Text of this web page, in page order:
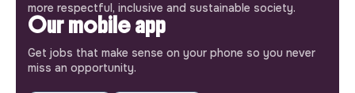
more respectful, inclusive and sustainable society.
Our mobile app
Get jobs that make sense on your phone so you never
miss an opportunity.